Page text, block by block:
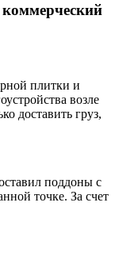
плитки и
возле
доставить груз,
поддоны с
точке. За счет